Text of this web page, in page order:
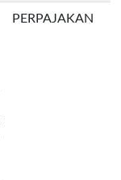
PERPAJAKAN